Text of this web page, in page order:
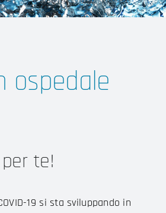
ospedale
te!
19 si sta sviluppando in